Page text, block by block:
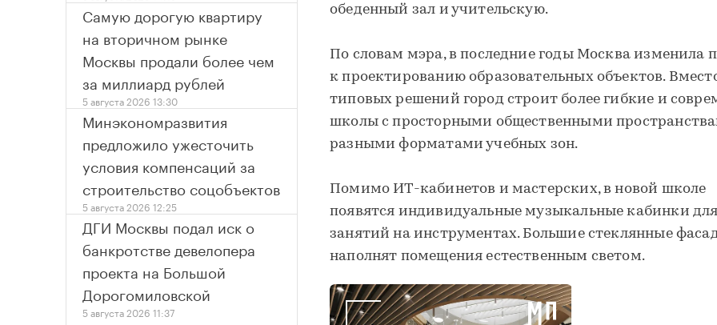
обеденный зал и учительскую.
По словам мэра, в последние годы Москва изменила
к проектированию образовательных объектов.
типовых решений город строит более гибкие и
школы с просторными общественными
разными форматами учебных зон.
Помимо ИТ-кабинетов и мастерских, в новой школе
появятся индивидуальные музыкальные кабинки для
занятий на инструментах. Большие стеклянные
наполнят помещения естественным светом.
Самую дорогую квартиру
на вторичном рынке
Москвы продали более чем
за миллиард рублей
5 августа 2026 13:30
Минэкономразвития
предложило ужесточить
условия компенсаций за
строительство соцобъектов
5 августа 2026 12:25
ДГИ Москвы подал иск о
банкротстве девелопера
проекта на Большой
Дорогомиловской
5 августа 2026 11:37